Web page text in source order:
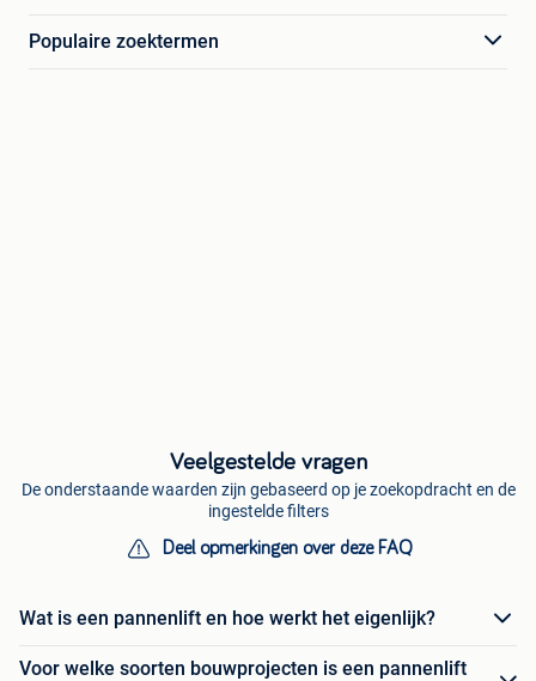
Populaire zoektermen
Veelgestelde vragen
De onderstaande waarden zijn gebaseerd op je zoekopdracht en de
ingestelde filters
Deel opmerkingen over deze FAQ
Wat is een pannenlift en hoe werkt het eigenlijk?
Voor welke soorten bouwprojecten is een pannenlift